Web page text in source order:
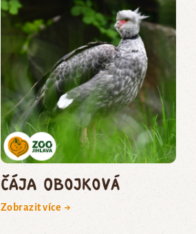
čája obojková
Zobrazit více →